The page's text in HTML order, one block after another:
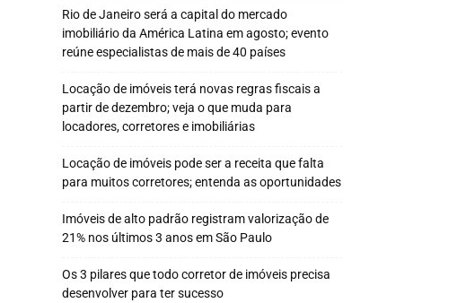
Rio de Janeiro será a capital do mercado
imobiliário da América Latina em agosto; evento
reúne especialistas de mais de 40 países
Locação de imóveis terá novas regras fiscais a
partir de dezembro; veja o que muda para
locadores, corretores e imobiliárias
Locação de imóveis pode ser a receita que falta
para muitos corretores; entenda as oportunidades
Imóveis de alto padrão registram valorização de
21% nos últimos 3 anos em São Paulo
Os 3 pilares que todo corretor de imóveis precisa
desenvolver para ter sucesso